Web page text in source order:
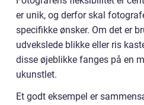
er unik, og derfor skal
specifikke ønsker. Om det er
udvekslede blikke eller ris
disse øjeblikke fanges på en
ukunstlet.
Et godt eksempel er